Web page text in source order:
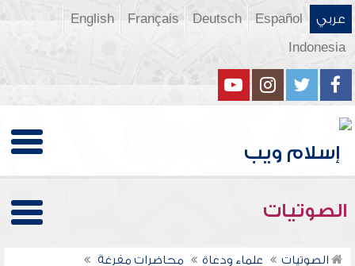
عربي Español
Deutsch
Français
English
Indonesia
الصوتيات
الصوتيات علماء ودعاة
محاضرات مفرغة